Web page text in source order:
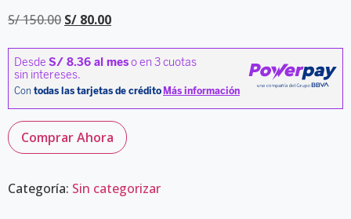
S/150.00 S/ 80.00
Comprar Ahora
Categoría: Sin categorizar